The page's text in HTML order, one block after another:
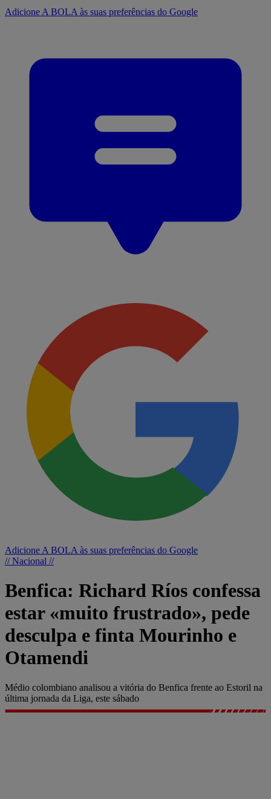
Adicione A BOLA às suas preferências do Google
Adicione A BOLA às suas preferências do Google
// Nacional //
Benfica: Richard Ríos confessa
estar «muito frustrado», pede
desculpa e finta Mourinho e
Otamendi
Médio colombiano analisou a vitória do Benfica frente ao Estoril na
última jornada da Liga, este sábado